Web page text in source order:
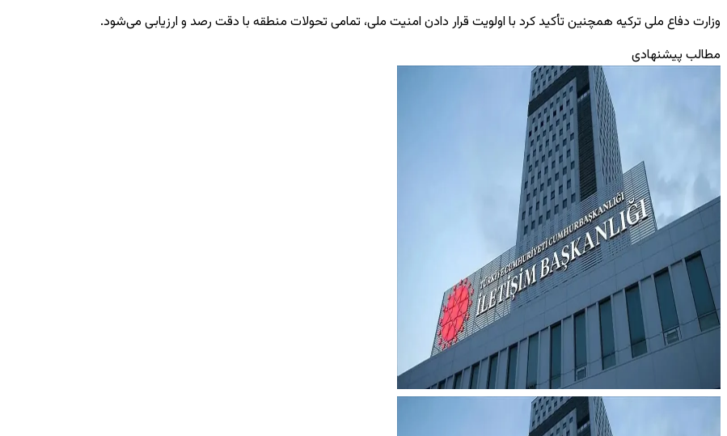
وزارت دفاع ملی ترکیه همچنین تأکید کرد با اولویت قرار دادن امنیت ملی، تمامی تحولات منطقه با دقت رصد و ارزیابی می‌شود.
مطالب پیشنهادی